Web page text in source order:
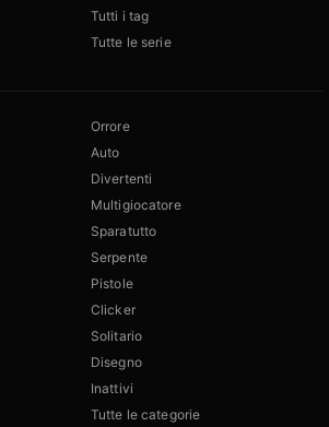
Tutti i tag
Tutte le serie
Orrore
Auto
Divertenti
Multigiocatore
Sparatutto
Serpente
Pistole
Clicker
Solitario
Disegno
Inattivi
Tutte le categorie